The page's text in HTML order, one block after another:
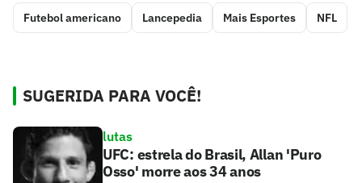
Futebol americano Lancepedia Mais Esportes NFL
SUGERIDA PARA VOCÊ!
lutas
UFC: estrela do Brasil, Allan 'Puro
Osso' morre aos 34 anos